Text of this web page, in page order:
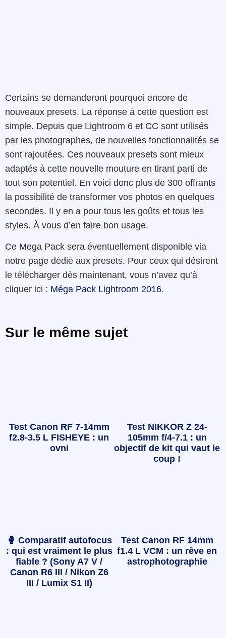
Certains se demanderont pourquoi encore de
nouveaux presets. La réponse à cette question est
simple. Depuis que Lightroom 6 et CC sont utilisés
par les photographes, de nouvelles fonctionnalités se
sont rajoutées. Ces nouveaux presets sont mieux
adaptés à cette nouvelle mouture en tirant parti de
tout son potentiel. En voici donc plus de 300 offrants
la possibilité de transformer vos photos en quelques
secondes. Il y en a pour tous les goûts et tous les
styles. À vous d’en faire bon usage.
Ce Mega Pack sera éventuellement disponible via
notre page dédié aux presets. Pour ceux qui désirent
le télécharger dès maintenant, vous n’avez qu’à
cliquer ici : Méga Pack Lightroom 2016.
Sur le même sujet
Test Canon RF 7-14mm
f2.8-3.5 L FISHEYE : un
ovni
Test NIKKOR Z 24-
105mm f/4-7.1 : un
objectif de kit qui vaut le
coup !
🥊 Comparatif autofocus
: qui est vraiment le plus
fiable ? (Sony A7 V /
Canon R6 III / Nikon Z6
III / Lumix S1 II)
Test Canon RF 14mm
f1.4 L VCM : un rêve en
astrophotographie